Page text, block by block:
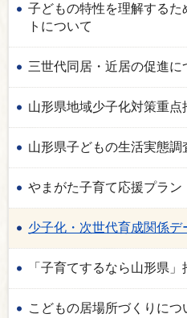
子どもの特性を理解する
トについて
三世代同居・近居の促進に
山形県地域少子化対策重
山形県子どもの生活実態調
やまがた子育て応援プラン
少子化・次世代育成関係デ
「子育てするなら山形県
こどもの居場所づくりにつ